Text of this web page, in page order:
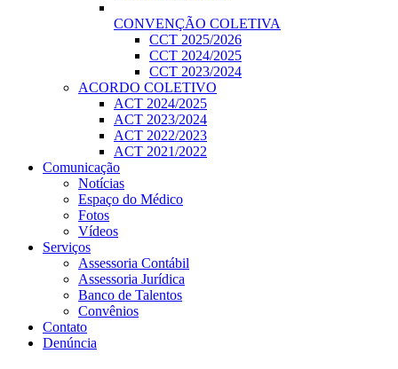
CONVENÇÃO COLETIVA
CCT 2025/2026
CCT 2024/2025
CCT 2023/2024
ACORDO COLETIVO
ACT 2024/2025
ACT 2023/2024
ACT 2022/2023
ACT 2021/2022
Comunicação
Notícias
Espaço do Médico
Fotos
Vídeos
Serviços
Assessoria Contábil
Assessoria Jurídica
Banco de Talentos
Convênios
Contato
Denúncia